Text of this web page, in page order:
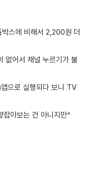
스에 비해서 2,200원 더
없어서 채널 누르기가 불
으로 실행되다 보니 TV
아보는 건 아니지만^